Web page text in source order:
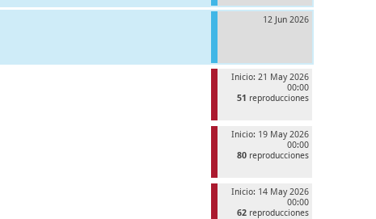
12 Jun 2026
Inicio: 21 May 2026
00:00
51 reproducciones
Inicio: 19 May 2026
00:00
80 reproducciones
Inicio: 14 May 2026
00:00
62 reproducciones